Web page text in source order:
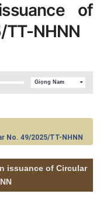
of
NHNN
Giọng Nam
No. 49/2025/TT-NHNN
issuance of Circular